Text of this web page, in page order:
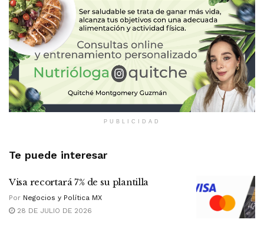
PUBLICIDAD
Te puede interesar
Visa recortará 7% de su plantilla
Por Negocios y Política MX
28 DE JULIO DE 2026